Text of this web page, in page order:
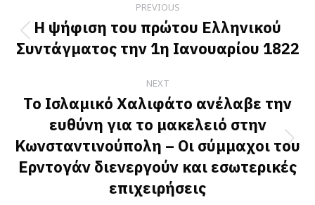
navigation
PREVIOUS
Previous
post:
Η ψήφιση του πρώτου Ελληνικού
Συντάγματος την 1η Ιανουαρίου 1822
NEXT
Next
post:
Το Ισλαμικό Χαλιφάτο ανέλαβε την
ευθύνη για το μακελειό στην
Κωνσταντινούπολη – Οι σύμμαχοι του
Ερντογάν διενεργούν και εσωτερικές
επιχειρήσεις